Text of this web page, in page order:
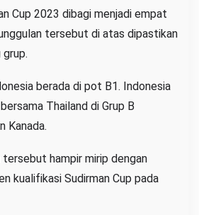
Cup 2023 dibagi menjadi empat
tersebut di atas dipastikan
berada di pot B1. Indonesia
Thailand di Grup B
Kanada.
tersebut hampir mirip dengan
kualifikasi Sudirman Cup pada